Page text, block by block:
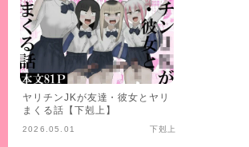
ヤリチンJKが友達・彼女とヤリ
まくる話【下剋上】
2026.05.01 下剋上